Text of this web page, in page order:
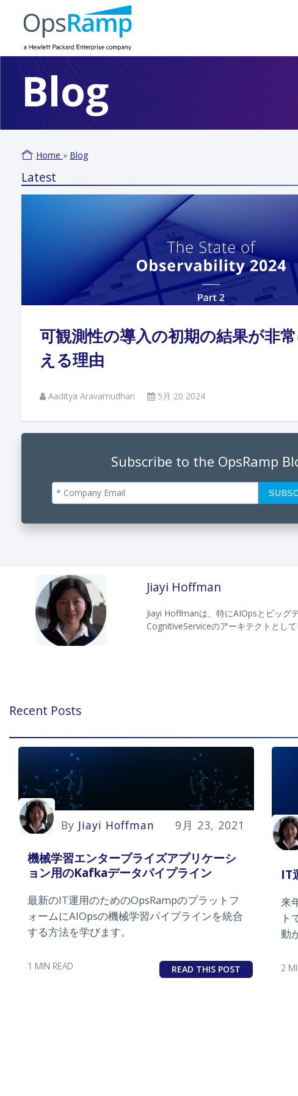
Blog
Home » Blog
Latest
可観測性の導入の初期の結果が非
える理由
Aaditya Aravamudhan 5月 20 2024
Subscribe to the OpsRamp
August
June 18,
Jiayi Hoffman
Jiayi Hoffmanは、特にAIOpsとビッグ
CognitiveServiceのアーキテクトとし
Recent Posts
By Jiayi Hoffman 9月 23, 2021
機械学習エンタープライズアプリケーシ
ョン用のKafkaデータパイプライン
最新のIT運用のためのOpsRampのプラットフ
ォームにAIOpsの機械学習パイプラインを統合
する方法を学びます。
1 MIN READ READ THIS POST
IT
来
ト
動
2